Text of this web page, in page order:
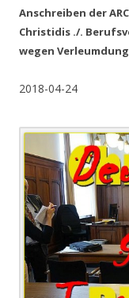
Anschreiben der
Christidis ./.
wegen
2018-04-24